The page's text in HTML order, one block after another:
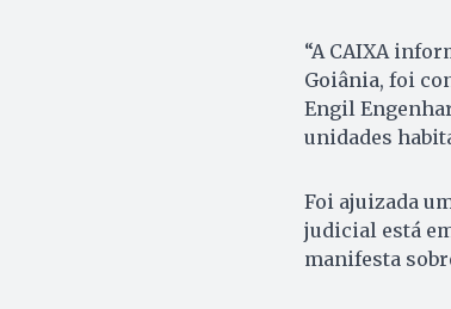
“A CAIXA
Goiânia, foi
Engil
unidades
Foi ajuizada
judicial está
manifesta